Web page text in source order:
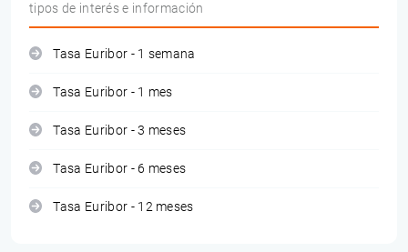
tipos de interés e información
Tasa Euribor - 1 semana
Tasa Euribor - 1 mes
Tasa Euribor - 3 meses
Tasa Euribor - 6 meses
Tasa Euribor - 12 meses